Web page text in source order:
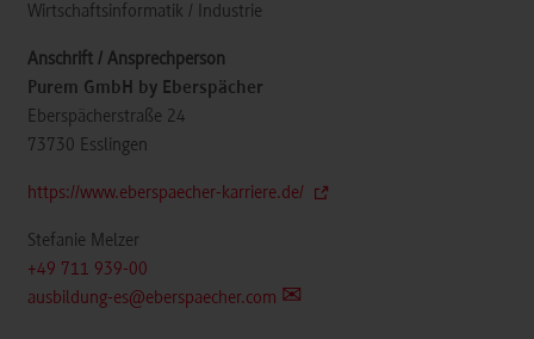
Wirtschaftsinformatik / Industrie
Purem GmbH by Eberspächer
Eberspächerstraße 24
73730 Esslingen
https://www.eberspaecher-karriere.de/
Stefanie Melzer
+49 711 939-00
ausbildung-es@eberspaecher.com